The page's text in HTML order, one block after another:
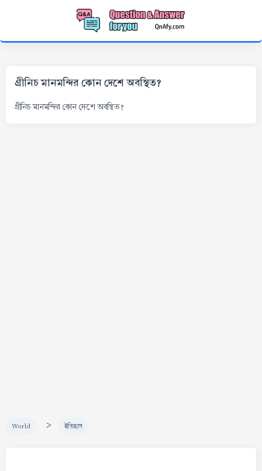
গ্রীনিচ মানমন্দির কোন দেশে অবস্থিত?
গ্রীনিচ মানমন্দির কোন দেশে অবস্থিত?
World > ইতিহাস